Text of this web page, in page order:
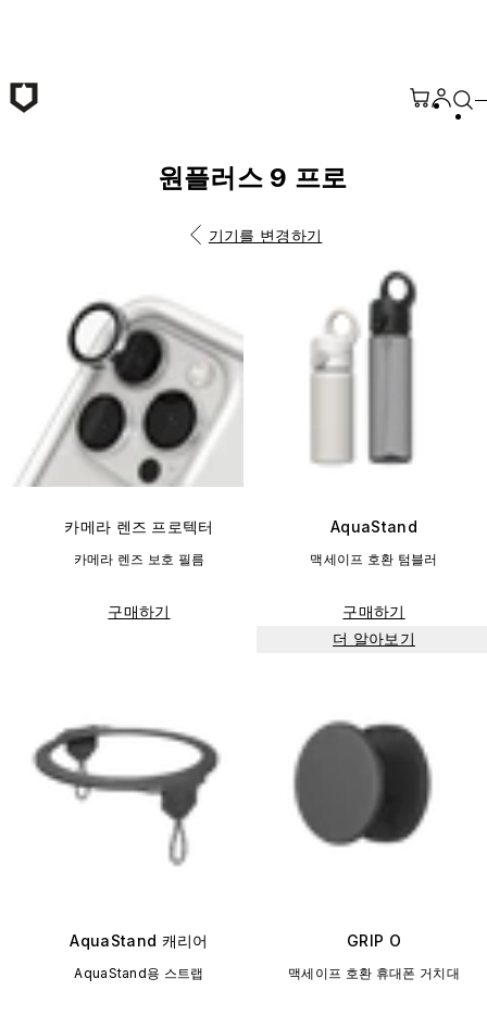
원플러스 9 프로
기기를 변경하기
카메라 렌즈 프로텍터
카메라 렌즈 보호 필름
구매하기
AquaStand
맥세이프 호환 텀블러
구매하기
더 알아보기
AquaStand 캐리어
AquaStand용 스트랩
GRIP O
맥세이프 호환 휴대폰 거치대